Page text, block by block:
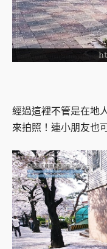
經過這裡不管是在地
來拍照！ 連小朋友也